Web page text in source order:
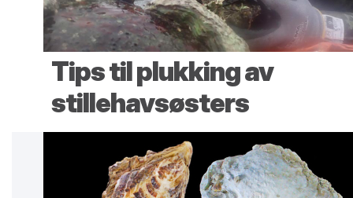
Tips til plukking av
stillehavsøsters